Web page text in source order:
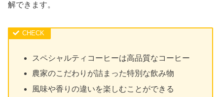
解できます。
スペシャルティコーヒーは高品質なコーヒー
農家のこだわりが詰まった特別な飲み物
風味や香りの違いを楽しむことができる